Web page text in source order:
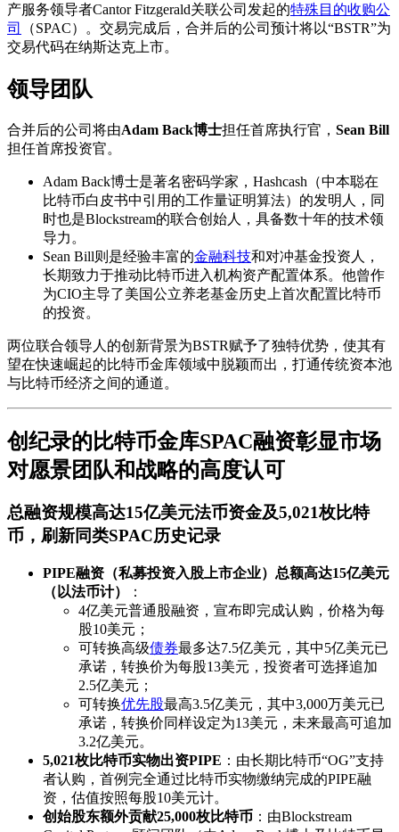
产服务领导者Cantor Fitzgerald关联公司发起的特殊目的收购公
司
（SPAC）。交易完成后，合并后的公司预计将以“BSTR”为
交易代码在纳斯达克上市。
领导团队
合并后的公司将由Adam Back博士担任首席执行官， Sean Bill
担任首席投资官。
Adam Back博士是著名密码学家，Hashcash（中本聪在
比特币白皮书中引用的工作量证明算法）的发明人，同
时也是Blockstream的联合创始人，具备数十年的技术领
导力。
Sean Bill则是经验丰富的金融科技和对冲基金投资人，
长期致力于推动比特币进入机构资产配置体系。他曾作
为CIO主导了美国公立养老基金历史上首次配置比特币
的投资。
两位联合领导人的创新背景为BSTR赋予了独特优势，使其有
望在快速崛起的比特币金库领域中脱颖而出，打通传统资本池
与比特币经济之间的通道。
创纪录的比特币金库SPAC融资彰显市场
对愿景团队和战略的高度认可
总融资规模高达15亿美元法币资金及5,021枚比特
币，刷新同类SPAC历史记录
PIPE融资（私募投资入股上市企业）总额高达15亿美元
（以法币计）
：
4亿美元普通股融资，宣布即完成认购，价格为每
股10美元；
可转换高级债券最多达7.5亿美元，其中5亿美元已
承诺，转换价为每股13美元，投资者可选择追加
2.5亿美元；
可转换优先股最高3.5亿美元，其中3,000万美元已
承诺，转换价同样设定为13美元，未来最高可追加
3.2亿美元。
5,021枚比特币实物出资PIPE ：由长期比特币“OG”支持
者认购，首例完全通过比特币实物缴纳完成的PIPE融
资，估值按照每股10美元计。
创始股东额外贡献25,000枚比特币 ：由Blockstream